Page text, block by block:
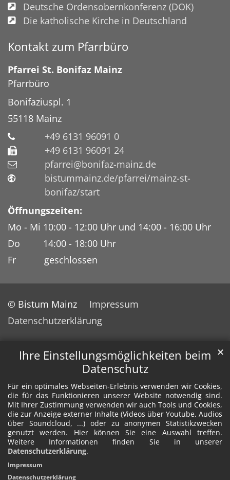
Ihre Einstellungsmöglichkeiten beim
Datenschutz
Für ein optimales Webseiten-Erlebnis verwenden wir Cookies,
die für das Funktionieren unserer Website notwendig sind.
Mit Ihrer Zustimmung verwenden wir auch Tools und Cookies,
die zur Anzeige externer Inhalte (Videos über Youtube, Audios
über Soundcloud, ...) oder zu anonymen Statistikzwecken
genutzt werden. Hier können Sie eine Auswahl treffen.
Weitere Informationen finden Sie in unserer
Datenschutzerklärung.
✕
Impressum
Datenschutzerklärung
Deutsche Ordensobernkonferenz (DOK)
Die katholische Kirche in Deutschland
Kontakt zum Pfarrbüro
Pfarrei St. Bonifaz Mainz
Pfarrbüro
Bonifaziuspl. 1
55118 Mainz
+49 6131 96091 0
+49 6131 96091 24
pfarrei@bonifaz-mainz.de
bistummainz.de/pfarrei/mainz-st-
bonifaz/start
Öffnungszeiten:
Mo - Mi 10:00 - 12:00 Uhr und 14:00 - 16:00 Uhr
Do 14:00 - 18:00 Uhr
Fr geschlossen
© Bistum Mainz
Impressum
Datenschutzerklärung